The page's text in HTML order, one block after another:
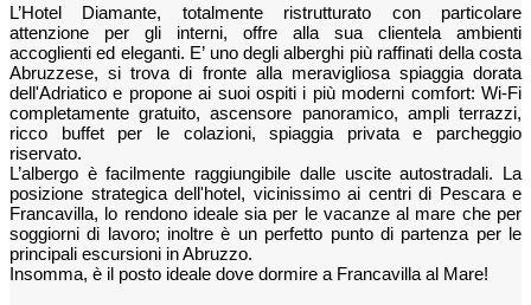
L’Hotel Diamante, totalmente ristrutturato con particolare
attenzione per gli interni, offre alla sua clientela ambienti
accoglienti ed eleganti. E’ uno degli alberghi più raffinati della costa
Abruzzese, si trova di fronte alla meravigliosa spiaggia dorata
dell'Adriatico e propone ai suoi ospiti i più moderni comfort: Wi-Fi
completamente gratuito, ascensore panoramico, ampli terrazzi,
ricco buffet per le colazioni, spiaggia privata e parcheggio
riservato.
L’albergo è facilmente raggiungibile dalle uscite autostradali. La
posizione strategica dell'hotel, vicinissimo ai centri di Pescara e
Francavilla, lo rendono ideale sia per le vacanze al mare che per
soggiorni di lavoro; inoltre è un perfetto punto di partenza per le
principali escursioni in Abruzzo.
Insomma, è il posto ideale dove dormire a Francavilla al Mare!